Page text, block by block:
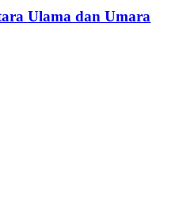
Ulama dan Umara